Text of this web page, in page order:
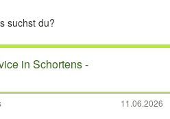
in Schortens -
11.06.2026